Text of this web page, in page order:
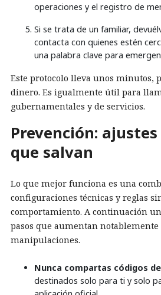
operaciones y el registro de
Si se trata de un familiar,
contacta con quienes estén
una palabra clave para
Este protocolo lleva unos minutos,
dinero. Es igualmente útil para
gubernamentales y de servicios.
Prevención:
que salvan
Lo que mejor funciona es una
configuraciones técnicas y reglas
comportamiento. A continuación
pasos que aumentan
manipulaciones.
Nunca compartas códigos
destinados solo para ti y solo